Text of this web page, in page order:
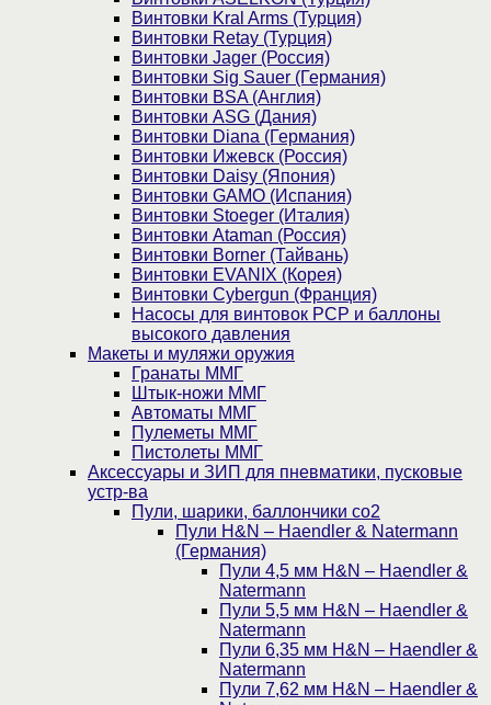
Винтовки Kral Arms (Турция)
Винтовки Retay (Турция)
Винтовки Jager (Россия)
Винтовки Sig Sauer (Германия)
Винтовки BSA (Англия)
Винтовки ASG (Дания)
Винтовки Diana (Германия)
Винтовки Ижевск (Россия)
Винтовки Daisy (Япония)
Винтовки GAMO (Испания)
Винтовки Stoeger (Италия)
Винтовки Ataman (Россия)
Винтовки Borner (Тайвань)
Винтовки EVANIX (Корея)
Винтовки Cybergun (Франция)
Насосы для винтовок PCP и баллоны
высокого давления
Макеты и муляжи оружия
Гранаты ММГ
Штык-ножи ММГ
Автоматы ММГ
Пулеметы ММГ
Пистолеты ММГ
Аксессуары и ЗИП для пневматики, пусковые
устр-ва
Пули, шарики, баллончики со2
Пули H&N – Haendler & Natermann
(Германия)
Пули 4,5 мм H&N – Haendler &
Natermann
Пули 5,5 мм H&N – Haendler &
Natermann
Пули 6,35 мм H&N – Haendler &
Natermann
Пули 7,62 мм H&N – Haendler &